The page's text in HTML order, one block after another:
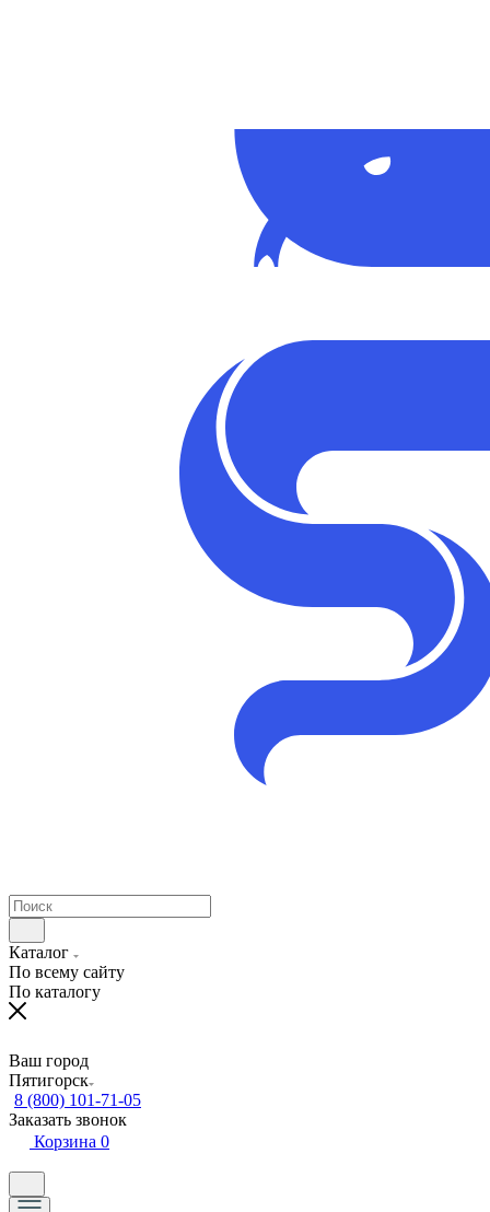
Каталог
По всему сайту
По каталогу
Ваш город
Пятигорск
8 (800) 101-71-05
Заказать звонок
Корзина 0